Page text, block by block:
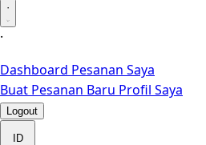
·
·
Dashboard Pesanan Saya
Buat Pesanan Baru Profil Saya
Logout
ID